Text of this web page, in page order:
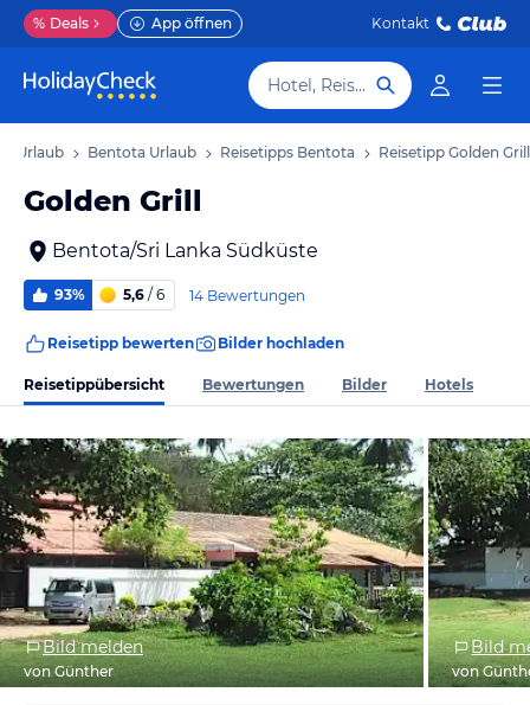
% Deals App öffnen Kontakt
Hotel, Reiseziel
Urlaub Bentota Urlaub Reisetipps Bentota Reisetipp Golden Grill
Golden Grill
Bentota/Sri Lanka Südküste
93% 5,6 / 6 14 Bewertungen
Reisetipp bewerten Bilder hochladen
Reisetippübersicht Bewertungen Bilder Hotels
Bild melden
von Günther
Bild
von